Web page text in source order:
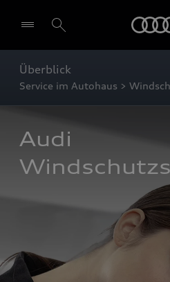
Überblick
Service im Autohaus >
Audi